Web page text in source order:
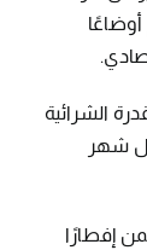
الشرائية
شهر
إفطارًا